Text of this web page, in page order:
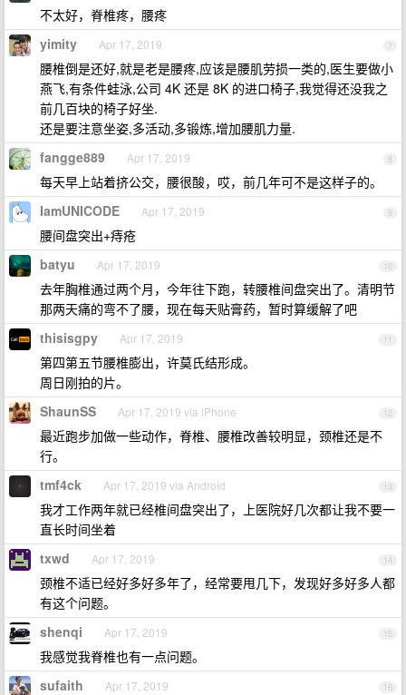
不太好，脊椎疼，腰疼
7
yimity Apr 17, 2019
腰椎倒是还好,就是老是腰疼,应该是腰肌劳损一类的,医生要做小
燕飞,有条件蛙泳,公司 4K 还是 8K 的进口椅子,我觉得还没我之
前几百块的椅子好坐.
还是要注意坐姿,多活动,多锻炼,增加腰肌力量.
8
fangge889 Apr 17, 2019
每天早上站着挤公交，腰很酸，哎，前几年可不是这样子的。
9
IamUNICODE Apr 17, 2019
腰间盘突出+痔疮
10
batyu Apr 17, 2019
去年胸椎通过两个月，今年往下跑，转腰椎间盘突出了。清明节
那两天痛的弯不了腰，现在每天贴膏药，暂时算缓解了吧
11
thisisgpy Apr 17, 2019
第四第五节腰椎膨出，许莫氏结形成。
周日刚拍的片。
12
ShaunSS Apr 17, 2019 via iPhone
最近跑步加做一些动作，脊椎、腰椎改善较明显，颈椎还是不
行。
13
tmf4ck Apr 17, 2019 via Android
我才工作两年就已经椎间盘突出了，上医院好几次都让我不要一
直长时间坐着
14
txwd Apr 17, 2019
颈椎不适已经好多好多年了，经常要甩几下，发现好多好多人都
有这个问题。
15
shenqi Apr 17, 2019
我感觉我脊椎也有一点问题。
16
sufaith Apr 17, 2019